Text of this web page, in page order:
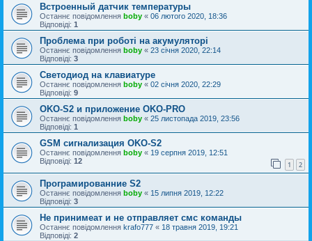
Встроенный датчик температуры
Останнє повідомлення boby « 06 лютого 2020, 18:36
Відповіді: 1
Проблема при роботі на акумуляторі
Останнє повідомлення boby « 23 січня 2020, 22:14
Відповіді: 3
Светодиод на клавиатуре
Останнє повідомлення boby « 02 січня 2020, 22:29
Відповіді: 9
OKO-S2 и приложение OKO-PRO
Останнє повідомлення boby « 25 листопада 2019, 23:56
Відповіді: 1
GSM сигнализация OKO-S2
Останнє повідомлення boby « 19 серпня 2019, 12:51
Відповіді: 12 1 2
Програмированние S2
Останнє повідомлення boby « 15 липня 2019, 12:22
Відповіді: 3
Не принимеат и не отправляет смс команды
Останнє повідомлення krafo777 « 18 травня 2019, 19:21
Відповіді: 2